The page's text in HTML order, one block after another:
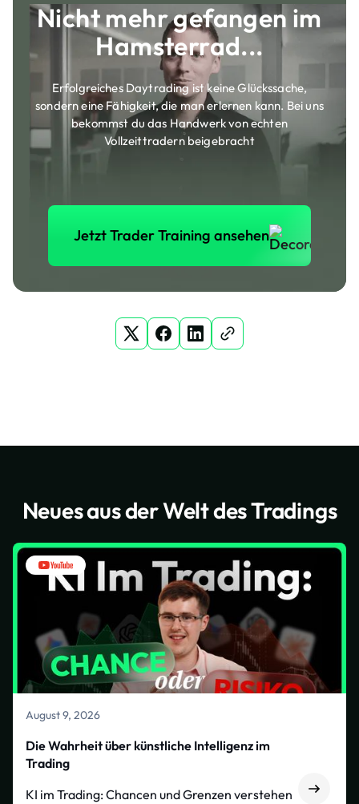
Nicht mehr gefangen im
Hamsterrad...
Erfolgreiches Daytrading ist keine Glückssache,
sondern eine Fähigkeit, die man erlernen kann. Bei uns
bekommst du das Handwerk von echten
Vollzeittradern beigebracht
Jetzt Trader Training ansehen
Jetzt Trader Training
Neues aus der Welt des Tradings
August 9, 2026
Die Wahrheit über künstliche Intelligenz im
Trading
KI im Trading: Chancen und Grenzen verstehen